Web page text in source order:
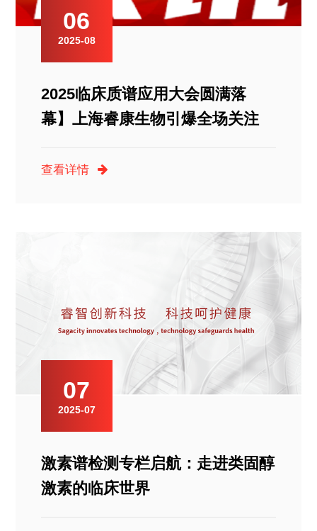
06
2025-08
2025临床质谱应用大会圆满落
幕】上海睿康生物引爆全场关注
查看详情
07
2025-07
激素谱检测专栏启航：走进类固醇
激素的临床世界